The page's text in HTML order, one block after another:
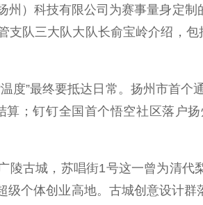
）科技有限公司为赛事量身定制
支队三大队大队长俞宝岭介绍，
”最终要抵达日常。扬州市首个
算；钉钉全国首个悟空社区落户
古城，苏唱街1号这一曾为清代
级个体创业高地。古城创意设计